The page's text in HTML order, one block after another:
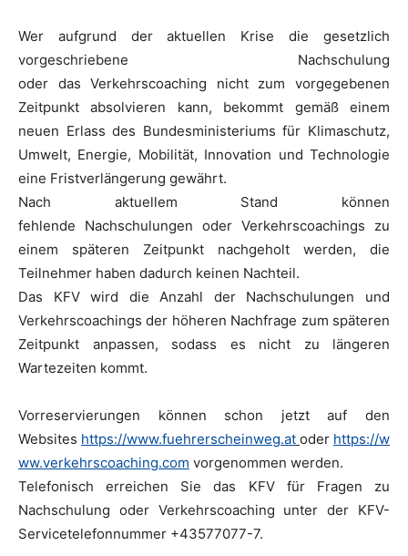
Wer aufgrund der aktuellen Krise die gesetzlich
vorgeschriebene Nachschulung
oder das Verkehrscoaching nicht zum vorgegebenen
Zeitpunkt absolvieren kann, bekommt gemäß einem
neuen Erlass des Bundesministeriums für Klimaschutz,
Umwelt, Energie, Mobilität, Innovation und Technologie
eine Fristverlängerung gewährt.
Nach aktuellem Stand können
fehlende Nachschulungen oder Verkehrscoachings zu
einem späteren Zeitpunkt nachgeholt werden, die
Teilnehmer haben dadurch keinen Nachteil.
Das KFVwird die Anzahl der Nachschulungen und
Verkehrscoachings der höheren Nachfrage zum späteren
Zeitpunkt anpassen, sodass es nicht zu längeren
Wartezeiten kommt.
Vorreservierungen können schon jetzt auf den
Websites https://www.fuehrerscheinweg.at oder https://w
ww.verkehrscoaching.com vorgenommen werden.
Telefonisch erreichen Sie das KFV für Fragen zu
Nachschulung oder Verkehrscoaching unter der KFV-
Servicetelefonnummer +43577077-7.